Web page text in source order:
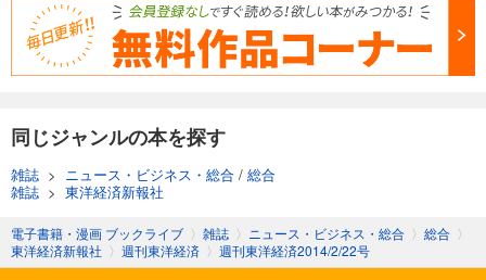
試し読み
あらすじを表示する
週刊東洋経済 2025/11/8号
あらすじを表示する
週刊東洋経済 2025/11/1号
880円 (税込)
カート
同じジャンルの本を探す
雑誌 > ニュース・ビジネス・総合 / 総合
雑誌 > 東洋経済新報社
電子書籍・漫画 ブックライブ 〉 雑誌 〉 ニュース・ビジネス・総合 〉 総合 〉
東洋経済新報社 〉 週刊東洋経済 〉 週刊東洋経済2014/2/22号